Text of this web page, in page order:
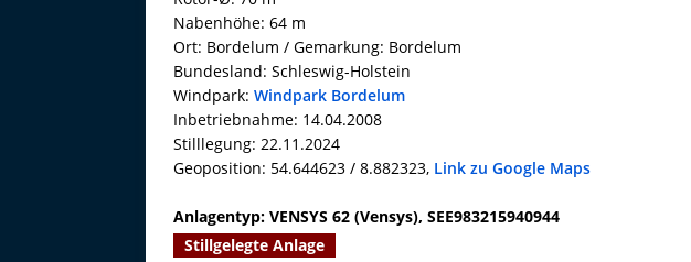
Nabenhöhe: 64 m
Ort: Bordelum / Gemarkung: Bordelum
Bundesland: Schleswig-Holstein
Windpark: Windpark Bordelum
Inbetriebnahme: 14.04.2008
Stilllegung: 22.11.2024
Geoposition: 54.644623 / 8.882323, Link zu Google Maps
Anlagentyp: VENSYS 62 (Vensys), SEE983215940944
Stillgelegte Anlage